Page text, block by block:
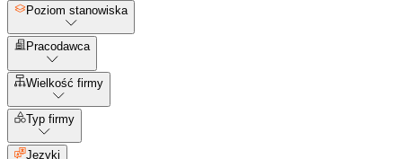
Poziom stanowiska
Pracodawca
Wielkość firmy
Typ firmy
Języki